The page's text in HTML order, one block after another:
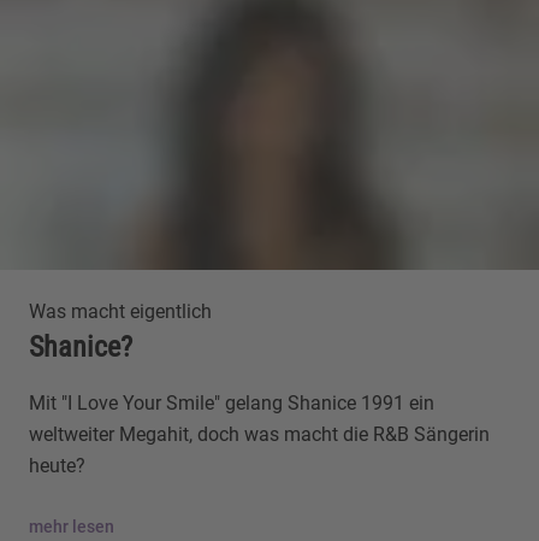
Was macht eigentlich
Shanice?
Mit "I Love Your Smile" gelang Shanice 1991 ein
weltweiter Megahit, doch was macht die R&B Sängerin
heute?
mehr lesen